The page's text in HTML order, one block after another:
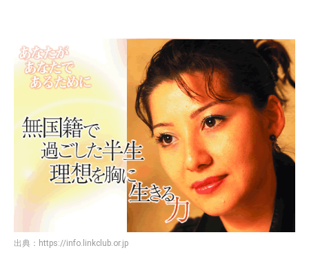
出典： https://info.linkclub.or.jp